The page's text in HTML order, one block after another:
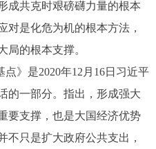
成共克时艰磅礴力量的根本
对是化危为机的根本方法，
局的根本支撑。
点》是2020年12月16日习近平
的一部分。指出，形成强大
要支撑，也是大国经济优势
不只是扩大政府公共支出，